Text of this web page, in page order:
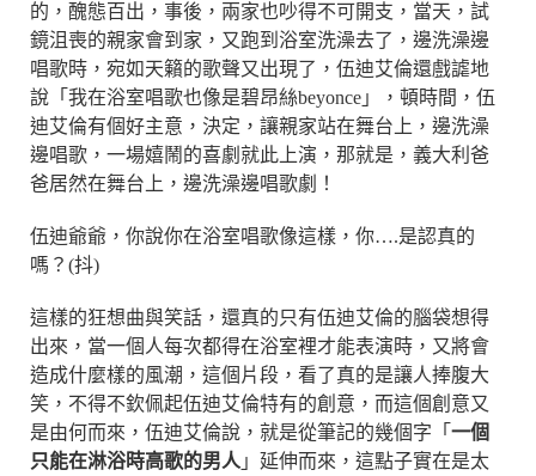
的，醜態百出，事後，兩家也吵得不可開支，當天，試
鏡沮喪的親家會到家，又跑到浴室洗澡去了，邊洗澡邊
唱歌時，宛如天籟的歌聲又出現了，伍迪艾倫還戲謔地
說「我在浴室唱歌也像是碧昂絲beyonce」，頓時間，伍
迪艾倫有個好主意，決定，讓親家站在舞台上，邊洗澡
邊唱歌，一場嬉鬧的喜劇就此上演，那就是，義大利爸
爸居然在舞台上，邊洗澡邊唱歌劇！
伍迪爺爺，你說你在浴室唱歌像這樣，你….是認真的
嗎？(抖)
這樣的狂想曲與笑話，還真的只有伍迪艾倫的腦袋想得
出來，當一個人每次都得在浴室裡才能表演時，又將會
造成什麼樣的風潮，這個片段，看了真的是讓人捧腹大
笑，不得不欽佩起伍迪艾倫特有的創意，而這個創意又
是由何而來，伍迪艾倫說，就是從筆記的幾個字「 一個
只能在淋浴時高歌的男人 」延伸而來，這點子實在是太